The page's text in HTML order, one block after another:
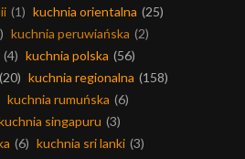
(1) kuchnia orientalna (25)
kuchnia peruwiańska (2)
(4) kuchnia polska (56)
(20) kuchnia regionalna (158)
kuchnia rumuńska (6)
singapuru (3)
(6) kuchnia sri lanki (3)